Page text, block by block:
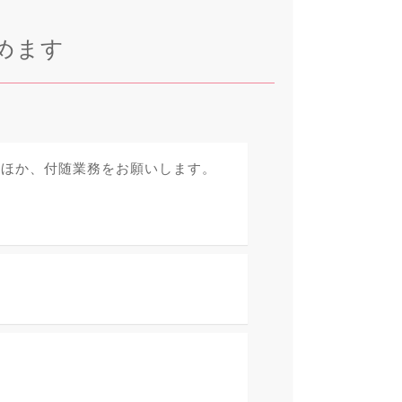
ます
か、付随業務をお願いします。